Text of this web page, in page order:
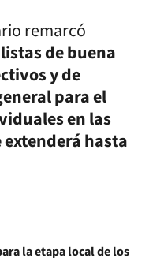
remarcó
de buena
y de
para el
en las
hasta